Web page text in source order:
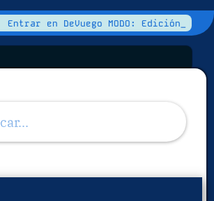
Entrar en DeVuego MODO: Edición_